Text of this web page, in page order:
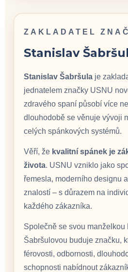
ZAKLADATEL
Stanislav
Stanislav Šabršula je
jednatelem značky USNU
zdravého spaní působí více
dlouhodobě se věnuje vývoji
celých spánkových systémů.
Věří, že kvalitní spánek je
života. USNU vzniklo jako
řemesla, moderního designu
znalostí – s důrazem na
každého zákazníka.
Společně se svou manželkou
Šabršulovou buduje značku,
férovosti, odbornosti,
schopnosti nabídnout